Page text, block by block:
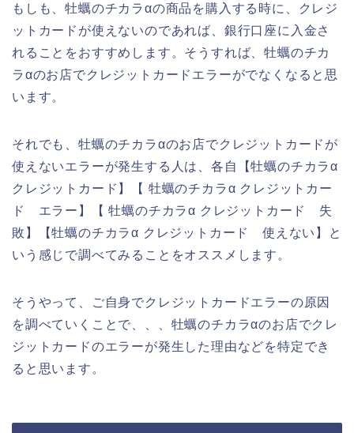
もしも、牡蠣のチカラαの商品を購入する時に、クレジ
ットカードが使えないのであれば、銀行口座に入金さ
れることをおすすめします。そうすれば、牡蠣のチカ
ラαのお店でクレジットカードエラーがでなくなると思
います。
それでも、牡蠣のチカラαのお店でクレジットカードが
使えないエラーが発生する人は、各自【牡蠣のチカラα
クレジットカード】【 牡蠣のチカラα クレジットカー
ド エラー】【 牡蠣のチカラα クレジットカード 失
敗】【牡蠣のチカラα クレジットカード 使えない】と
いう感じで調べてみることをオススメします。
そうやって、ご自身でクレジットカードエラーの原因
を調べていくことで、、、牡蠣のチカラαのお店でクレ
ジットカードのエラーが発生した理由などを特定でき
ると思います。